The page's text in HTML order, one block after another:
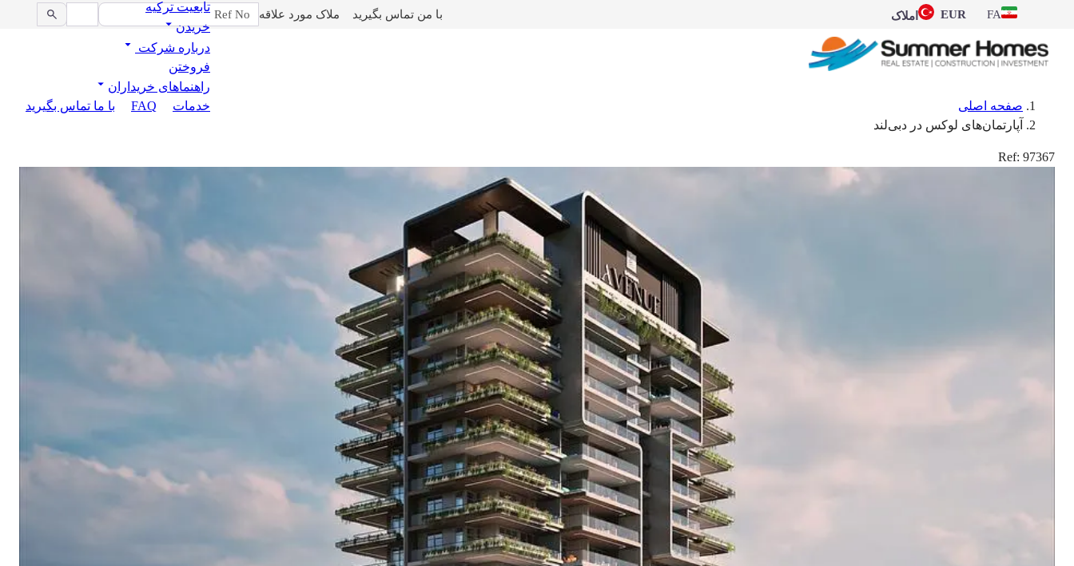
FA
EUR املاک با من تماس بگیرید ملاک مورد علاقه
تابعیت ترکیه
خریدن
درباره شرکت
فروختن
راهنماهای خریداران
خدمات
FAQ با ما تماس بگیرید
صفحه اصلی
آپارتمان‌های لوکس در دبی‌لند
Ref: 97367